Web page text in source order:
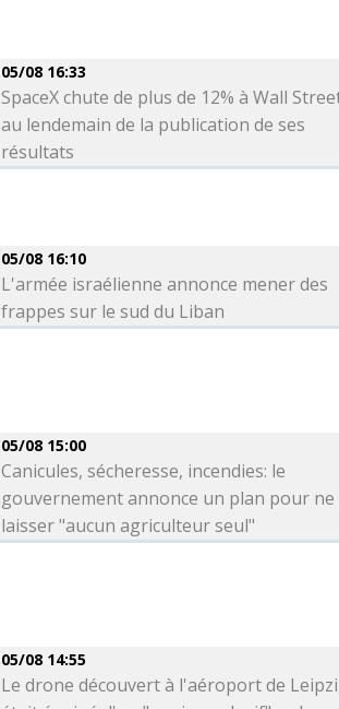
05/08 16:33
SpaceX chute de plus de 12% à Wall
au lendemain de la publication de ses
résultats
05/08 16:10
L'armée israélienne annonce mener des
frappes sur le sud du Liban
05/08 15:00
Canicules, sécheresse, incendies: le
gouvernement annonce un plan pour ne
laisser "aucun agriculteur seul"
05/08 14:55
Le drone découvert à l'aéroport de